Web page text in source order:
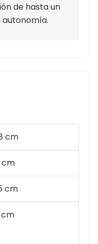
de hasta un
autonomía.
cm
cm
cm
cm